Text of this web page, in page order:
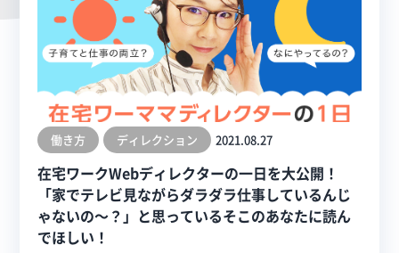
働き方 ディレクション 2021.08.27
在宅ワークWebディレクターの一日を大公開！
「家でテレビ見ながらダラダラ仕事しているんじ
ゃないの～？」と思っているそこのあなたに読ん
でほしい！